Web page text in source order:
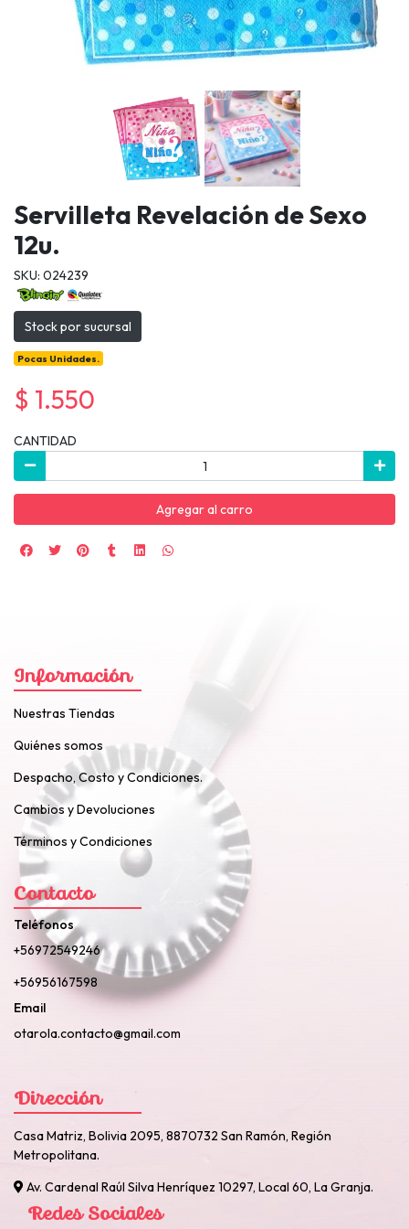
Servilleta Revelación de Sexo
12u.
SKU: 024239
Stock por sucursal
Pocas Unidades.
$ 1.550
CANTIDAD
Agregar al carro
Información
Nuestras Tiendas
Quiénes somos
Despacho, Costo y Condiciones.
Cambios y Devoluciones
Términos y Condiciones
Contacto
Teléfonos
+56972549246
+56956167598
Email
otarola.contacto@gmail.com
Dirección
Casa Matriz, Bolivia 2095, 8870732 San Ramón, Región
Metropolitana.
Av. Cardenal Raúl Silva Henríquez 10297, Local 60, La Granja.
Redes Sociales